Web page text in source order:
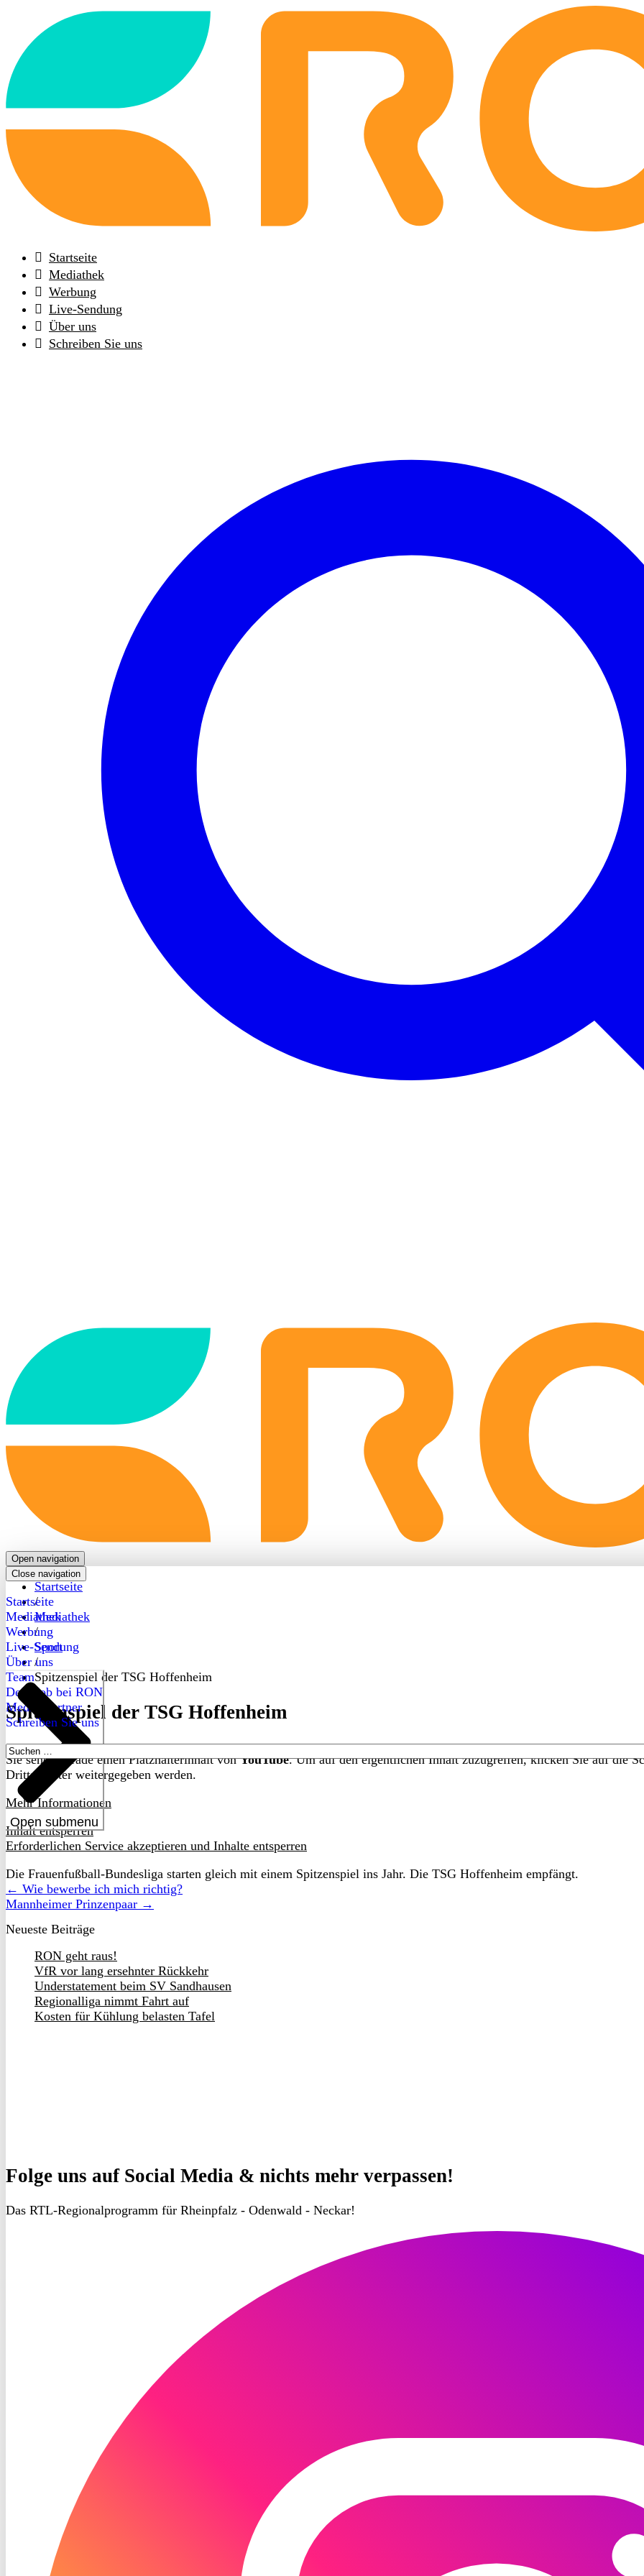
frontpage
Startseite
Mediathek
Werbung
Live-Sendung
Über uns
Schreiben Sie uns
frontpage
Open navigation
Close navigation
Startseite
Mediathek
Werbung
Live-Sendung
Über uns
Open submenu
Team
Dein Job bei RON
Medienpartner
Schreiben Sie uns
Suchen
nach:
Startseite
/
Mediathek
/
Sport
/
Spitzenspiel der TSG Hoffenheim
Spitzenspiel der TSG Hoffenheim
Sie sehen gerade einen Platzhalterinhalt vonYouTube. Um auf den eigentlichen Inhalt zuzugreifen, klicken Sie auf die
Drittanbieter weitergegeben werden.
Mehr Informationen
Inhalt entsperren
Erforderlichen Service akzeptieren und Inhalte entsperren
Die Frauenfußball-Bundesliga starten gleich mit einem Spitzenspiel ins Jahr. Die TSG Hoffenheim empfängt.
← Wie bewerbe ich mich richtig?
Mannheimer Prinzenpaar →
Neueste Beiträge
RON geht raus!
VfR vor lang ersehnter Rückkehr
Understatement beim SV Sandhausen
Regionalliga nimmt Fahrt auf
Kosten für Kühlung belasten Tafel
Folge uns auf Social Media & nichts mehr verpassen!
Das RTL-Regionalprogramm für Rheinpfalz - Odenwald - Neckar!